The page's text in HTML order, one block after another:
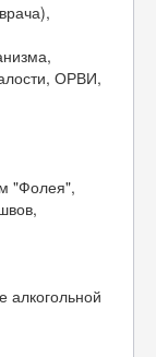
ОРВИ,
"Фолея",
алкогольной